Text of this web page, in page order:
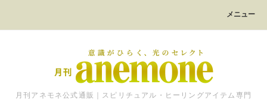
メニュー
月刊アネモネ公式通販｜スピリチュアル・ヒーリングアイテム専門